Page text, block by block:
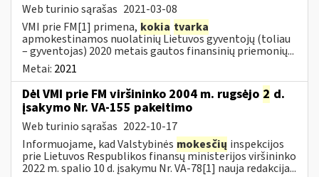
Web turinio sąrašas 2021-03-08
VMI prie FM[1] primena, kokia tvarka
apmokestinamos nuolatinių Lietuvos gyventojų (toliau
– gyventojas) 2020 metais gautos finansinių priemonių...
Metai: 2021
Dėl VMI prie FM viršininko 2004 m. rugsėjo 2 d.
įsakymo Nr. VA-155 pakeitimo
Web turinio sąrašas 2022-10-17
Informuojame, kad Valstybinės mokesčių inspekcijos
prie Lietuvos Respublikos finansų ministerijos viršininko
2022 m. spalio 10 d. įsakymu Nr. VA-78[1] nauja redakcija...